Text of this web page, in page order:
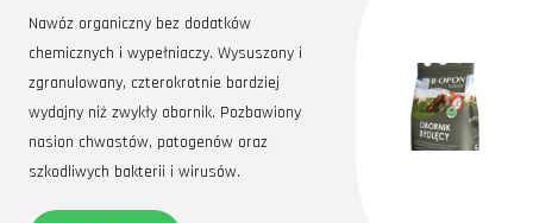
Nawóz organiczny bez dodatków
chemicznych i wypełniaczy. Wysuszony i
zgranulowany, czterokrotnie bardziej
wydajny niż zwykły obornik. Pozbawiony
nasion chwastów, patogenów oraz
szkodliwych bakterii i wirusów.